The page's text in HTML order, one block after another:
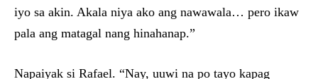
iyo sa akin. Akala niya ako ang nawawala… pero ikaw
pala ang matagal nang hinahanap.”
Napaiyak si Rafael. “Nay, uuwi na po tayo kapag